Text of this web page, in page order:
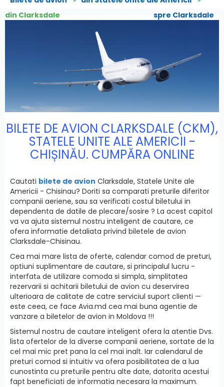
din Clarksdale
spre Clarksdale
BILETE DE AVION CLARKSDALE (CKM),
STATELE UNITE ALE AMERICII -
CHIȘINĂU. CUMPĂRA ONLINE
Cautati bilete de avion Clarksdale, Statele Unite ale
Americii - Chisinau? Doriti sa comparati preturile diferitor
companii aeriene, sau sa verificati costul biletului in
dependenta de datile de plecare/sosire ? La acest capitol
va va ajuta sistemul nostru inteligent de cautare, ce
ofera informatie detaliata privind biletele de avion
Clarksdale-Chisinau.
Cea mai mare lista de oferte, calendar comod de preturi,
optiuni suplimentare de cautare, si principalul lucru -
interfatа de utilizare comoda si simpla, simplitatea
rezervarii si achitarii biletului de avion cu deservirea
ulterioara de calitate de catre serviciul suport clienti —
este ceea, ce face Avia.md cea mai buna agentie de
vanzare a biletelor de avion in Moldova !!!
Sistemul nostru de cautare inteligent ofera la atentie Dvs.
lista ofertelor de la diverse companii aeriene, sortate de la
cel mai mic pret pana la cel mai inalt. Iar calendarul de
preturi comod si intuitiv va ofera posibilitatea de a lua
cunostinta cu preturile pentru alte date, datorita acestui
fapt beneficiati de informatia necesara la maximum.